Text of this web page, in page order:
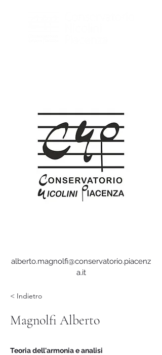
alberto.magnolfi@conservatorio.piacenz
a.it
< Indietro
Magnolfi Alberto
Teoria dell'armonia e analisi